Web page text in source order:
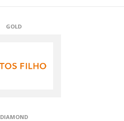
GOLD
DIAMOND